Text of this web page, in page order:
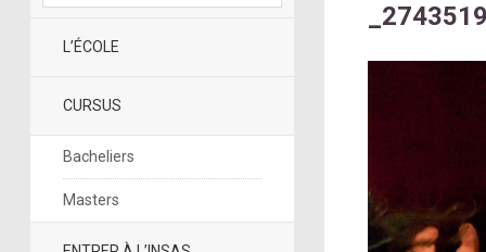
L’ÉCOLE
CURSUS
Bacheliers
Masters